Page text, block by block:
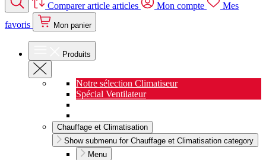
Comparerarticle articles Mon compte
Mes
favoris
Mon panier
Produits
Notre sélection Climatiseur
Spécial Ventilateur
Chauffage et Climatisation
Show submenu for Chauffage et Climatisation category
Menu